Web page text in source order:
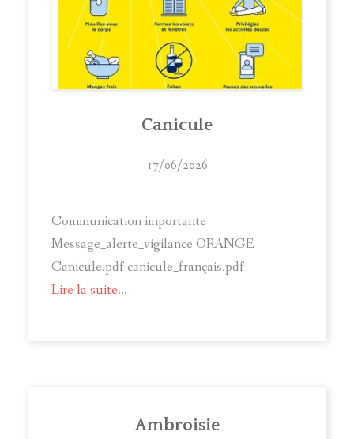
Canicule
17/06/2026
Communication importante
Message_alerte_vigilance ORANGE
Canicule.pdf canicule_français.pdf
Lire la suite...
Ambroisie